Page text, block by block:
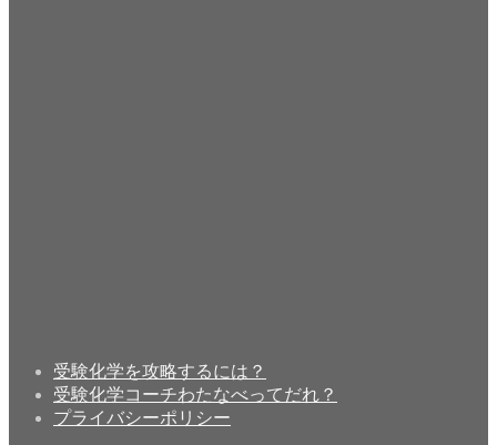
受験化学を攻略するには？
受験化学コーチわたなべってだれ？
プライバシーポリシー